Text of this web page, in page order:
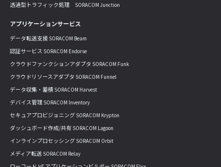
透過型トラフィック処理 SORACOM Junction
アプリケーションサービス
データ転送支援 SORACOM Beam
認証サービス SORACOM Endorse
クラウドファンクションアダプタ SORACOM Funk
クラウドリソースアダプタ SORACOM Funnel
データ収集・蓄積 SORACOM Harvest
デバイス管理 SORACOM Inventory
セキュアプロビジョニング SORACOM Krypton
ダッシュボード作成/共有 SORACOM Lagoon
インラインプロセッシング SORACOM Orbit
メディア転送 SORACOM Relay